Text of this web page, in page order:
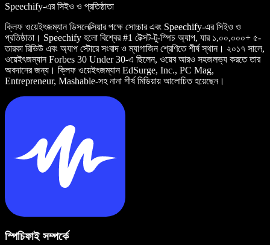
Speechify-এর সিইও ও প্রতিষ্ঠাতা
ক্লিফ ওয়েইৎজম্যান ডিসলেক্সিয়ার পক্ষে সোচ্চার এবং Speechify-এর সিইও ও
প্রতিষ্ঠাতা। Speechify হলো বিশ্বের #1 টেক্সট-টু-স্পিচ অ্যাপ, যার ১,০০,০০০+ ৫-
তারকা রিভিউ এবং অ্যাপ স্টোরে সংবাদ ও ম্যাগাজিন শ্রেণিতে শীর্ষ স্থান। ২০১৭ সালে,
ওয়েইৎজম্যান Forbes 30 Under 30-এ ছিলেন, ওয়েব আরও সহজলভ্য করতে তার
অবদানের জন্য। ক্লিফ ওয়েইৎজম্যান EdSurge, Inc., PC Mag,
Entrepreneur, Mashable-সহ নানা শীর্ষ মিডিয়ায় আলোচিত হয়েছেন।
স্পিচিফাই সম্পর্কে